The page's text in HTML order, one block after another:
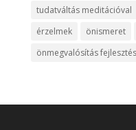
tudatváltás meditációval
érzelmek
önismeret
önmegvalósítás